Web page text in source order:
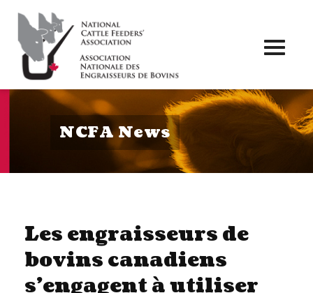
NCFA News
Les engraisseurs de
bovins canadiens
s’engagent à utiliser